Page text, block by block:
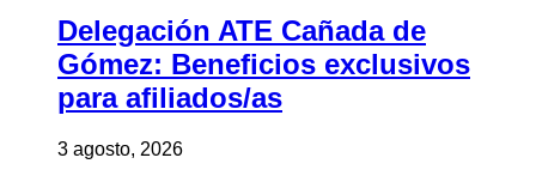
Delegación ATE Cañada de
Gómez: Beneficios exclusivos
para afiliados/as
3 agosto, 2026